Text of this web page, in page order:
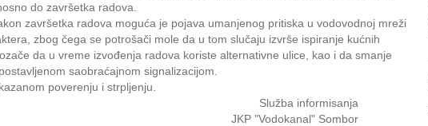
do završetka radova.
završetka radova moguća je pojava umanjenog pritiska u vodovodnoj mreži
zbog čega se potrošači mole da u tom slučaju izvrše ispiranje kućnih
da u vreme izvođenja radova koriste alternativne ulice, kao i da smanje
saobraćajnom signalizacijom.
poverenju i strpljenju.
Služba informisanja
JKP "Vodokanal" Sombor